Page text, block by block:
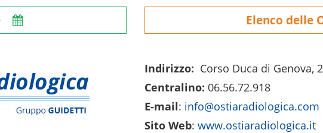
Elenco delle
Indirizzo: Corso Duca di Genova,
Centralino: 06.56.72.918
E-mail: info@ostiaradiologica.com
Sito Web: www.ostiaradiologica.it